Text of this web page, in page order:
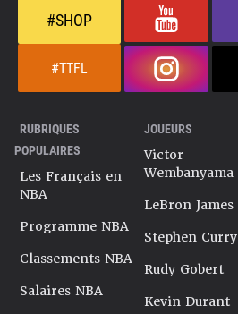
#SHOP
#TTFL
RUBRIQUES
POPULAIRES
Les Français en
NBA
Programme NBA
Classements NBA
Salaires NBA
JOUEURS
Victor
Wembanyama
LeBron James
Stephen Curry
Rudy Gobert
Kevin Durant